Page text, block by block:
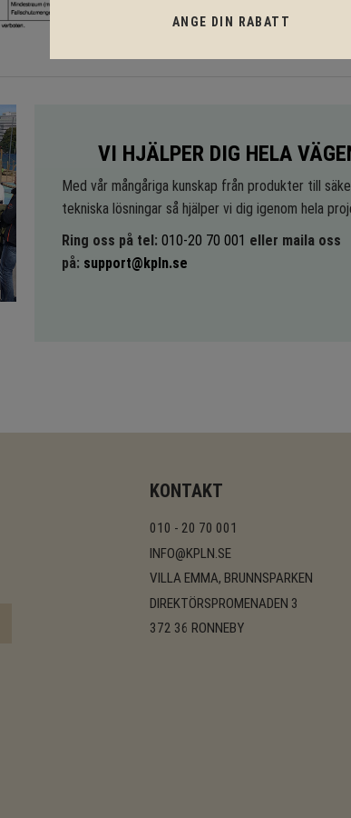
VI HJÄLPER DIG HELA
Med vår mångåriga kunskap från produkter till
tekniska lösningar så hjälper vi dig igenom hela
Ring oss på tel: 010-20 70 001 eller maila oss
på: support@kpln.se
KONTAKT
010 - 20 70 001
INFO@KPLN.SE
VILLA EMMA, BRUNNSPARKEN
DIREKTÖRSPROMENADEN 3
372 36 RONNEBY
ANGE DIN RABATT